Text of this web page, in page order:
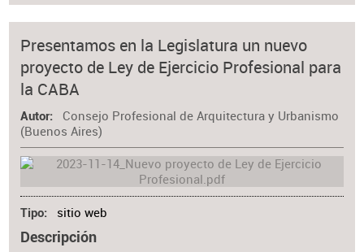
Presentamos en la Legislatura un nuevo
proyecto de Ley de Ejercicio Profesional para
la CABA
Autor
Consejo Profesional de Arquitectura y Urbanismo
(Buenos Aires)
Tipo sitio web
Descripción